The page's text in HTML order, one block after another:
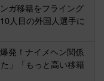
ガ移籍をフライング
人目の外国人選手に
発！ナイメヘン関係
」「もっと高い移籍